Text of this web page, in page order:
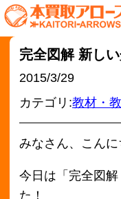
完全図解 新しい介護を
2015/3/29
カテゴリ:教材・教科書
みなさん、こんにちは！
今日は「完全図解 新しい
た！